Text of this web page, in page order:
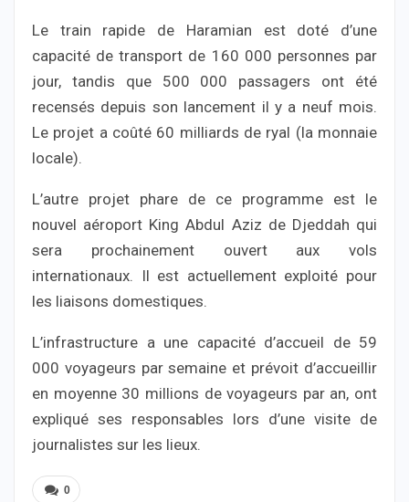
Le train rapide de Haramian est doté d’une
capacité de transport de 160 000 personnes par
jour, tandis que 500 000 passagers ont été
recensés depuis son lancement il y a neuf mois.
Le projet a coûté 60 milliards de ryal (la monnaie
locale).
L’autre projet phare de ce programme est le
nouvel aéroport King Abdul Aziz de Djeddah qui
sera prochainement ouvert aux vols
internationaux. Il est actuellement exploité pour
les liaisons domestiques.
L’infrastructure a une capacité d’accueil de 59
000 voyageurs par semaine et prévoit d’accueillir
en moyenne 30 millions de voyageurs par an, ont
expliqué ses responsables lors d’une visite de
journalistes sur les lieux.
0